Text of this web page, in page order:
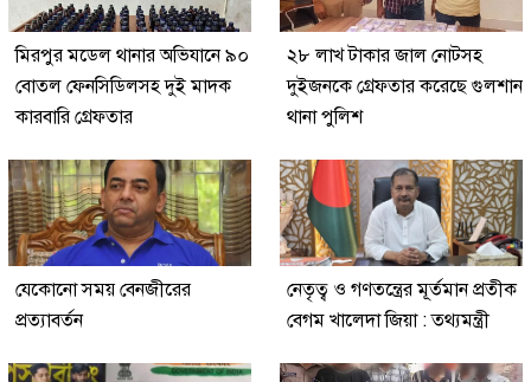
মিরপুর মডেল থানার অভিযানে ৯০
বোতল ফেনসিডিলসহ দুই মাদক
কারবারি গ্রেফতার
২৮ লাখ টাকার জাল নোটসহ
দুইজনকে গ্রেফতার করেছে গুলশান
থানা পুলিশ
যেকোনো সময় বেনজীরের
প্রত্যাবর্তন
নেতৃত্ব ও গণতন্ত্রের মূর্তমান প্রতীক
বেগম খালেদা জিয়া : তথ্যমন্ত্রী